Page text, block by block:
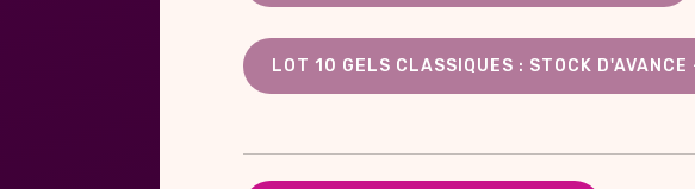
LOT 10 GELS CLASSIQUES : STOCK